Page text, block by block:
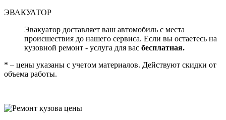
ЭВАКУАТОР
Эвакуатор доставляет ваш автомобиль с места
происшествия до нашего сервиса. Если вы остаетесь на
кузовной ремонт - услуга для вас бесплатная.
* – цены указаны с учетом материалов. Действуют скидки от
объема работы.